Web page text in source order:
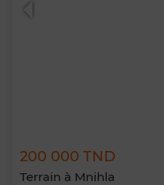
200 000 TND
Terrain à Mnihla